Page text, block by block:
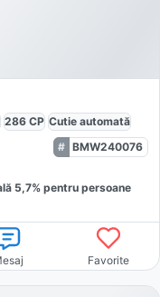
286 CP Cutie automată
BMW240076
5,7% pentru persoane
Favorite